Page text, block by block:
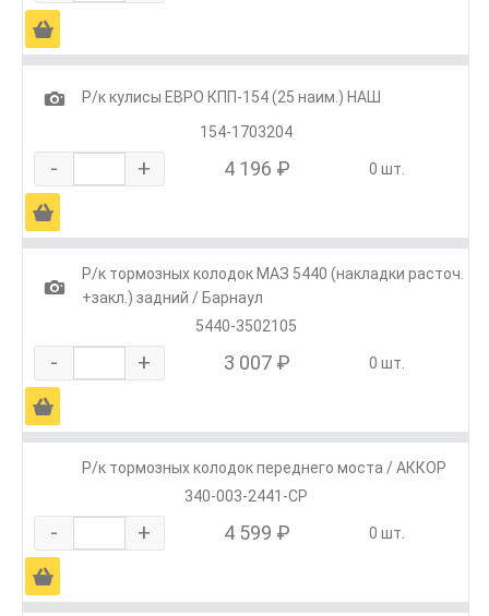
Ä
1
Р/к кулисы ЕВРО КПП-154 (25 наим.) НАШ
154-1703204
- + 4 196 ₽ 0 шт.
Ä
1
Р/к тормозных колодок МАЗ 5440 (накладки расточ.
+закл.) задний / Барнаул
5440-3502105
- + 3 007 ₽ 0 шт.
Ä
Р/к тормозных колодок переднего моста / АККОР
340-003-2441-СР
- + 4 599 ₽ 0 шт.
Ä